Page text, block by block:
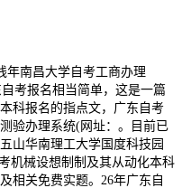
南昌大学自考工商办理
考报名相当简单，这是一篇
科报名的指点文，广东自考
验办理系统(网址：。目前已
山华南理工大学国度科技园
机械设想制制及其从动化本科
相关免费实题。26年广东自